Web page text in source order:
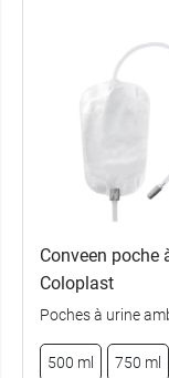
Conveen poche
Coloplast
Poches à urine
500 ml 750 ml